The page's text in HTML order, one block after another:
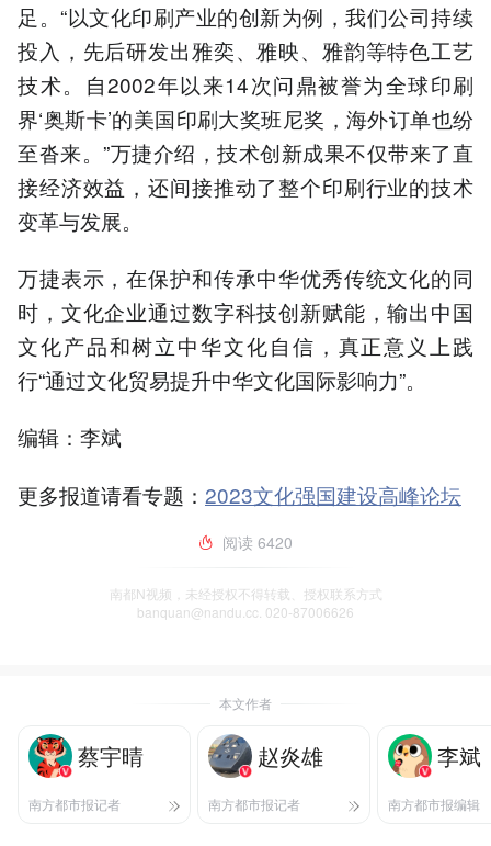
足。“以文化印刷产业的创新为例，我们公司持续
投入，先后研发出雅奕、雅映、雅韵等特色工艺
技术。自2002年以来14次问鼎被誉为全球印刷
界‘奥斯卡’的美国印刷大奖班尼奖，海外订单也纷
至沓来。”万捷介绍，技术创新成果不仅带来了直
接经济效益，还间接推动了整个印刷行业的技术
变革与发展。
万捷表示，在保护和传承中华优秀传统文化的同
时，文化企业通过数字科技创新赋能，输出中国
文化产品和树立中华文化自信，真正意义上践
行“通过文化贸易提升中华文化国际影响力”。
编辑：李斌
更多报道请看专题： 2023文化强国建设高峰论坛
阅读 6420
南都N视频，未经授权不得转载、授权联系方式
banquan@nandu.cc. 020-87006626
本文作者
蔡宇晴
南方都市报记者
赵炎雄
南方都市报记者
李斌
南方都市报编辑